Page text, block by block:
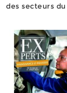
des secteurs
reconduction